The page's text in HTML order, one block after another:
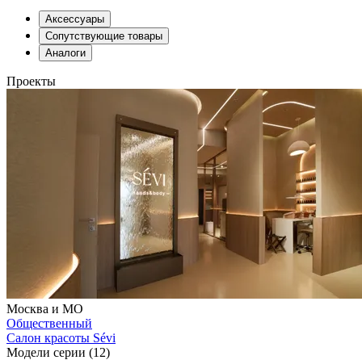
Аксессуары
Сопутствующие товары
Аналоги
Проекты
Москва и МО
Общественный
Салон красоты Sévi
Модели серии (12)